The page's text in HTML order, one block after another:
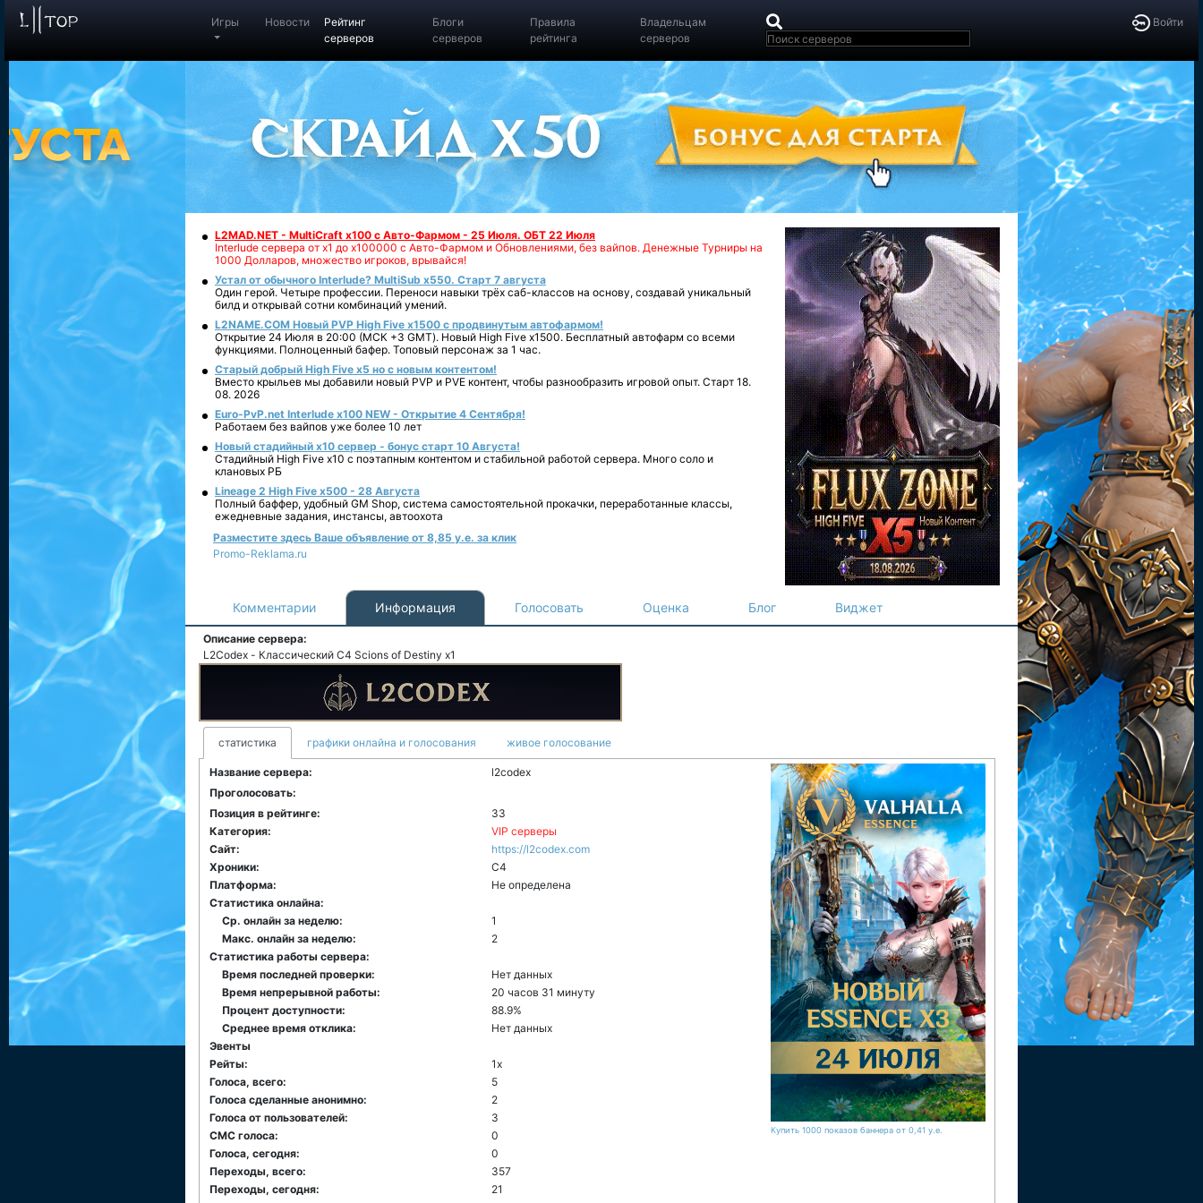
Войти
Игры Новости
Рейтинг
серверов
Блоги
серверов
Правила
рейтинга
Владельцам
серверов
L2MAD.NET - MultiCraft x100 с Авто-Фармом - 25 Июля. ОБТ 22 Июля
Interlude сервера от х1 до х100000 с Авто-Фармом и Обновлениями, без вайпов. Денежные Турниры на
1000 Долларов, множество игроков, врывайся!
Устал от обычного Interlude? MultiSub x550. Старт 7 августа
Один герой. Четыре профессии. Переноси навыки трёх саб-классов на основу, создавай уникальный
билд и открывай сотни комбинаций умений.
L2NAME.COM Новый PVP High Five x1500 с продвинутым автофармом!
Открытие 24 Июля в 20:00 (МСК +3 GMT). Новый High Five x1500. Бесплатный автофарм со всеми
функциями. Полноценный бафер. Топовый персонаж за 1 час.
Старый добрый High Five x5 но с новым контентом!
Вместо крыльев мы добавили новый PVP и PVE контент, чтобы разнообразить игровой опыт. Старт 18.
08. 2026
Euro-PvP.net Interlude х100 NEW - Открытие 4 Сентября!
Работаем без вайпов уже более 10 лет
Новый стадийный х10 сервер - бонус старт 10 Августа!
Стадийный High Five x10 с поэтапным контентом и стабильной работой сервера. Много соло и
клановых РБ
Lineage 2 High Five x500 - 28 Августа
Полный баффер, удобный GM Shop, система самостоятельной прокачки, переработанные классы,
ежедневные задания, инстансы, автоохота
Разместите здесь Ваше объявление от 8,85 у.е. за клик
Promo-Reklama.ru
Комментарии Информация Голосовать Оценка Блог Виджет
Описание сервера:
L2Codex - Классический C4 Scions of Destiny x1
статистика графики онлайна и голосования живое голосование
Купить 1000 показов баннера от 0,41 у.е.
Название сервера:
l2codex
Проголосовать:
Позиция в рейтинге:
33
Категория:
VIP серверы
Сайт:
https://l2codex.com
Хроники:
C4
Платформа:
Не определена
Статистика онлайна:
Ср. онлайн за неделю:
1
Макс. онлайн за неделю:
2
Статистика работы сервера:
Время последней проверки:
Нет данных
Время непрерывной работы:
20 часов 31 минуту
Процент доступности:
88.9%
Среднее время отклика:
Нет данных
Эвенты
Рейты:
1x
Голоса, всего:
5
Голоса сделанные анонимно:
2
Голоса от пользователей:
3
СМС голоса:
0
Голоса, сегодня:
0
Переходы, всего:
357
Переходы, сегодня:
21